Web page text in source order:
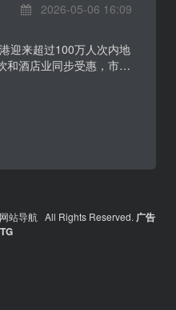
2026-05-06 16:09
迎来超过100万人次内地
和酒店业同步受惠，市场
站导航 All Rights Reserved. 广告